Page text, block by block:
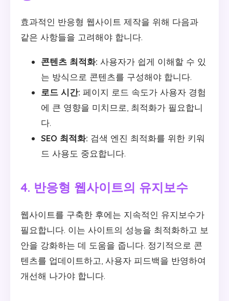
효과적인 반응형 웹사이트 제작을 위해 다음과
같은 사항들을 고려해야 합니다.
콘텐츠 최적화: 사용자가 쉽게 이해할 수 있
는 방식으로 콘텐츠를 구성해야 합니다.
로드 시간: 페이지 로드 속도가 사용자 경험
에 큰 영향을 미치므로, 최적화가 필요합니
다.
SEO 최적화: 검색 엔진 최적화를 위한 키워
드 사용도 중요합니다.
4. 반응형 웹사이트의 유지보수
웹사이트를 구축한 후에는 지속적인 유지보수가
필요합니다. 이는 사이트의 성능을 최적화하고 보
안을 강화하는 데 도움을 줍니다. 정기적으로 콘
텐츠를 업데이트하고, 사용자 피드백을 반영하여
개선해 나가야 합니다.